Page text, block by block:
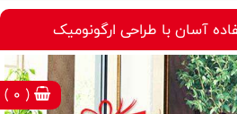
( 0 )
آسان با طراحی ارگونومیک